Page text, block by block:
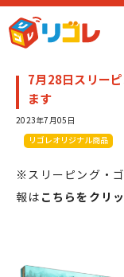
7月28日スリー
ます
2023年7月05日
リゴレオリジナル商品
※スリーピング・
報は こちらをクリ